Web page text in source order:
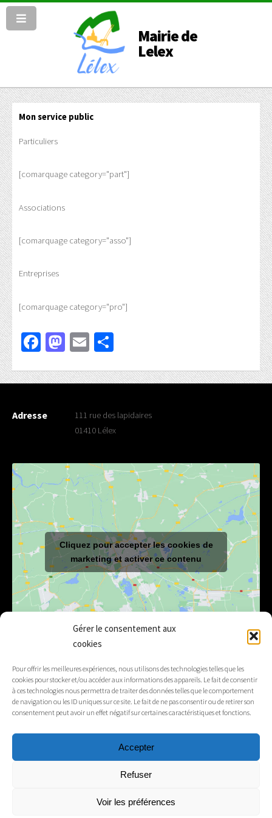
Gérer le consentement aux
cookies
Pour offrir les meilleures expériences, nous utilisons des technologies telles que les
cookies pour stocker et/ou accéder aux informations des appareils. Le fait de consentir
à ces technologies nous permettra de traiter des données telles que le comportement
de navigation ou les ID uniques sur ce site. Le fait de ne pas consentir ou de retirer son
consentement peut avoir un effet négatif sur certaines caractéristiques et fonctions.
Accepter
Refuser
Voir les préférences
Mairie de
Lelex
Mon service public
Particuliers
[comarquage category="part"]
Associations
[comarquage category="asso"]
Entreprises
[comarquage category="pro"]
Facebook
Mastodon
Email
Adresse
111 rue des lapidaires
01410 Lélex
Cliquez pour accepter les cookies de
marketing et activer ce contenu
Tél. 04 50 20 91 15
Mentions légales